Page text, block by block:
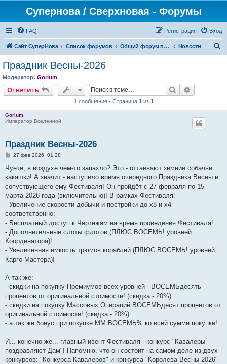
Супернова / Сверхновая - Форумы
FAQ Вход
Регистрация
Сайт СуперНова Список форумов Общий форум проекта "Сверхновая" Новости
Праздник Весны-2026
Модератор: Gorlum
Ответить Поиск
1 сообщение • Страница 1 из 1
Gorlum
Император Вселенной
Праздник Весны-2026
С
о
б
щ
е
и
е
27 фев 2026, 01:28
Чуете, в воздухе чем-то запахло? Это - оттаивают зимние собачьи
какашки! А значит - наступило время очередного Праздника Весны и
сопуствующего ему Фестиваля! Он пройдёт с 27 февраля по 15
марта 2026 года (включительно)! В рамках Фестиваля:
- Увеличение скорости добычи и постройки до х8 и х4
соответственно;
- Бесплатный доступ к Чертежам на время проведения Фестиваля!
- Дополнительные слоты флотов (ПЛЮС ВОСЕМЬ! уровней
Координатора)!
- Увеличенная ёмкость трюмов кораблей (ПЛЮС ВОСЕМЬ! уровней
Карго-Мастера)!
А так же:
- скидки на покупку Премиумов всех уровней - ВОСЕМЬдесять
процентов от оригинальной стоимости! (скидка - 20%)
- скидки на покупку Массовых Операций ВОСЕМЬдесят процентов от
оригинальной стоимости! (скидка - 20%)
- а так же бонус при покупке ММ ВОСЕМЬ% ко всей сумме покупки!
И... конечно же... главный ивент Фестиваля - конкурс "Кавалеры
поздравляют Дам"! Напомню, что он состоит на самом деле из двух
конкурсов: "Конкурса Кавалеров" и конкурса "Королева Весны-2026"